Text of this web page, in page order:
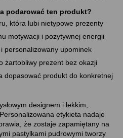
podarować ten produkt
która lubi nietypowe prezenty
motywacji i pozytywnej energii
personalizowany upominek
żartobliwy prezent bez okazji
dopasować produkt do konkretnej
designem i lekkim,
etykieta nadaje
że zostaje zapamiętany na
pastylkami pudrowymi tworzy